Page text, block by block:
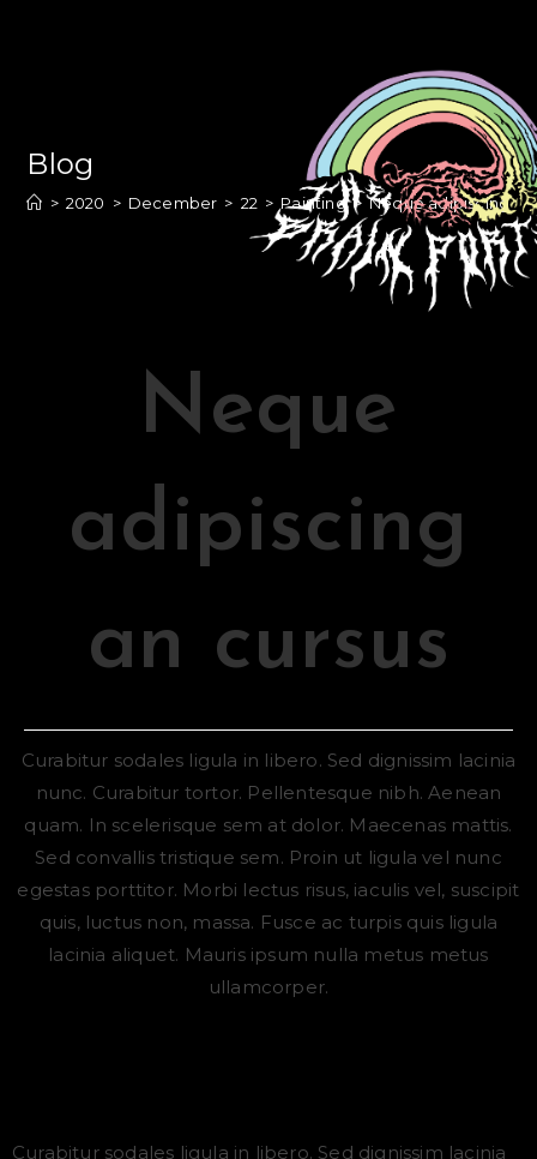
Blog
> 2020 > December > 22 > Painting > Neque adipiscing an
Neque
adipiscing
an cursus
Curabitur sodales ligula in libero. Sed dignissim lacinia
nunc. Curabitur tortor. Pellentesque nibh. Aenean
quam. In scelerisque sem at dolor. Maecenas mattis.
Sed convallis tristique sem. Proin ut ligula vel nunc
egestas porttitor. Morbi lectus risus, iaculis vel, suscipit
quis, luctus non, massa. Fusce ac turpis quis ligula
lacinia aliquet. Mauris ipsum nulla metus metus
ullamcorper.
Curabitur sodales ligula in libero. Sed dignissim lacinia